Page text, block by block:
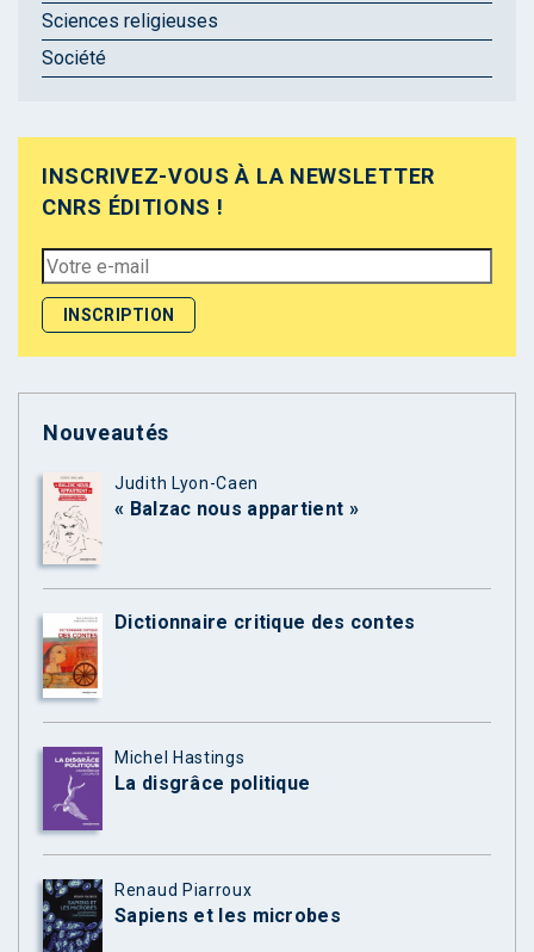
Sciences religieuses
Société
INSCRIVEZ-VOUS À LA NEWSLETTER
CNRS ÉDITIONS !
Nouveautés
Judith Lyon-Caen
« Balzac nous appartient »
Dictionnaire critique des contes
Michel Hastings
La disgrâce politique
Renaud Piarroux
Sapiens et les microbes